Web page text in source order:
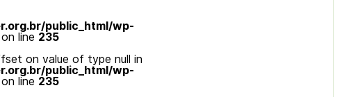
public_html/wp-
on line 235
on value of type null in
public_html/wp-
on line 235